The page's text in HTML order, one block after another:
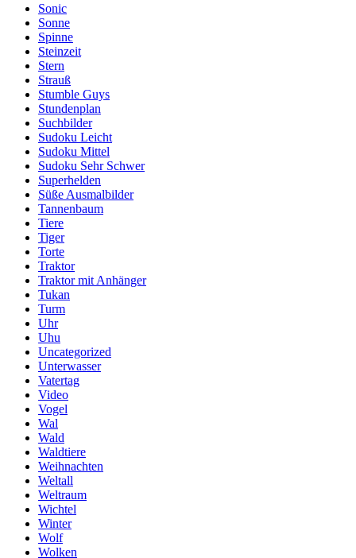
Sonic
Sonne
Spinne
Steinzeit
Stern
Strauß
Stumble Guys
Stundenplan
Suchbilder
Sudoku Leicht
Sudoku Mittel
Sudoku Sehr Schwer
Superhelden
Süße Ausmalbilder
Tannenbaum
Tiere
Tiger
Torte
Traktor
Traktor mit Anhänger
Tukan
Turm
Uhr
Uhu
Uncategorized
Unterwasser
Vatertag
Video
Vogel
Wal
Wald
Waldtiere
Weihnachten
Weltall
Weltraum
Wichtel
Winter
Wolf
Wolken